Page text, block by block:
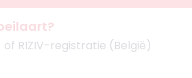
RIZIV-registratie (België)